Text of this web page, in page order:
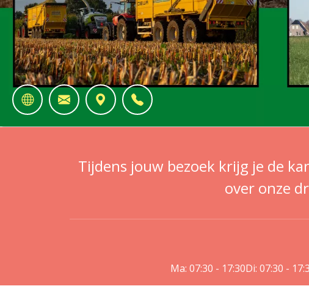
Tijdens jouw bezoek krijg je de
over onze
Ma: 07:30 - 17:30Di: 07:30 -